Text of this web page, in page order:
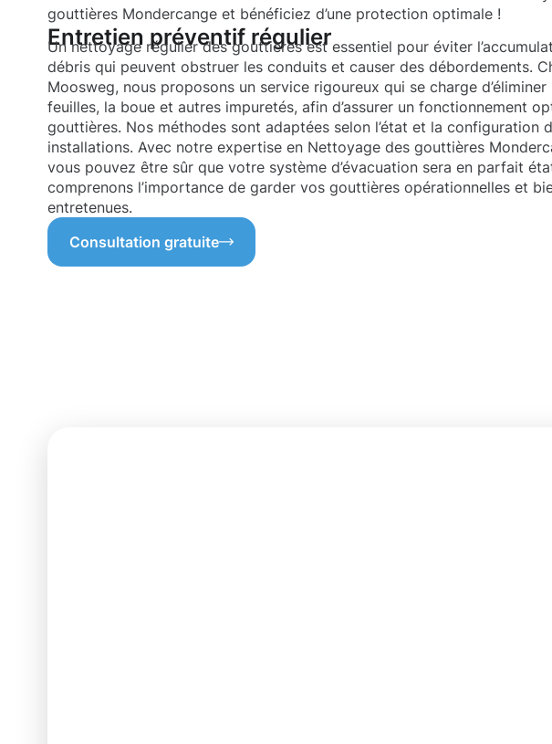
gouttières Mondercange et bénéficiez d’une protection optimale !
Entretien préventif régulier
Un nettoyage régulier des gouttières est essentiel pour éviter
débris qui peuvent obstruer les conduits et causer des débordements.
Moosweg, nous proposons un service rigoureux qui se charge d’éliminer
feuilles, la boue et autres impuretés, afin d’assurer un fonctionnement
gouttières. Nos méthodes sont adaptées selon l’état et la configuration
installations. Avec notre expertise en Nettoyage des gouttières
vous pouvez être sûr que votre système d’évacuation sera en parfait
comprenons l’importance de garder vos gouttières opérationnelles et
entretenues.
Consultation gratuite